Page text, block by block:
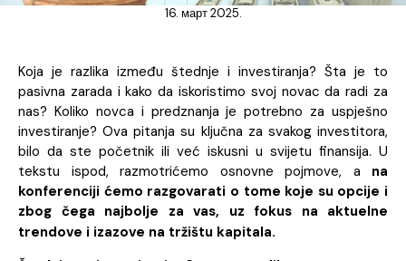
16. март 2025.
Koja je razlika između štednje i investiranja? Šta je to
pasivna zarada i kako da iskoristimo svoj novac da radi za
nas? Koliko novca i predznanja je potrebno za uspješno
investiranje? Ova pitanja su ključna za svakog investitora,
bilo da ste početnik ili već iskusni u svijetu finansija. U
tekstu ispod, razmotrićemo osnovne pojmove, a na
konferenciji ćemo razgovarati o tome koje su opcije i
zbog čega najbolje za vas, uz fokus na aktuelne
trendove i izazove na tržištu kapitala.